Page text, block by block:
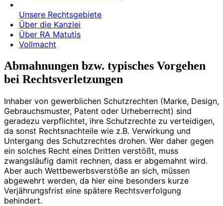
Unsere Rechtsgebiete
Über die Kanzlei
Über RA Matutis
Vollmacht
Abmahnungen bzw. typisches Vorgehen
bei Rechtsverletzungen
Inhaber von gewerblichen Schutzrechten (Marke, Design,
Gebrauchsmuster, Patent oder Urheberrecht) sind
geradezu verpflichtet, ihre Schutzrechte zu verteidigen,
da sonst Rechtsnachteile wie z.B. Verwirkung und
Untergang des Schutzrechtes drohen. Wer daher gegen
ein solches Recht eines Dritten verstößt, muss
zwangsläufig damit rechnen, dass er abgemahnt wird.
Aber auch Wettbewerbsverstöße an sich, müssen
abgewehrt werden, da hier eine besonders kurze
Verjährungsfrist eine spätere Rechtsverfolgung
behindert.